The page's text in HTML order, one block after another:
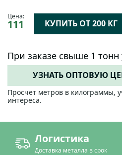
Цена:
111 КУПИТЬ ОТ 200 КГ
При заказе свыше 1
УЗНАТЬ ОПТОВУЮ
Просчет метров в килограммы,
интереса.
Логистика
Доставка металла в срок